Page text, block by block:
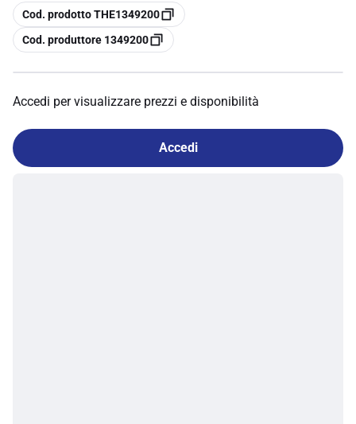
copia
Cod. prodotto THE1349200
copia
Cod. produttore 1349200
Accedi per visualizzare prezzi e disponibilità
Accedi